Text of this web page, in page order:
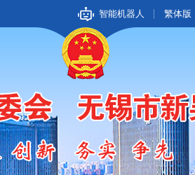
智能机器人 繁体版